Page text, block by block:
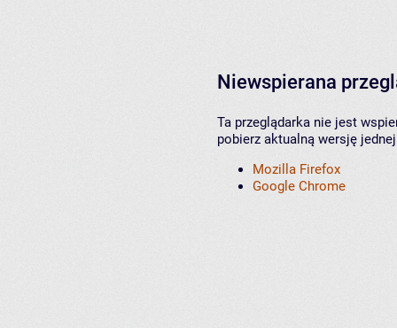
Niewspierana
Ta przeglądarka nie jest
pobierz aktualną wersję
Mozilla Firefox
Google Chrome